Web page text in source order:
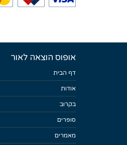
אופוס הוצאה לאור
דף הבית
אודות
בקרוב
סופרים
מאמרים